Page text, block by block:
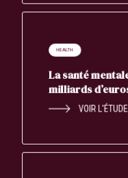
HEALTH
La santé
milliards
VOIR L'ÉTUDE